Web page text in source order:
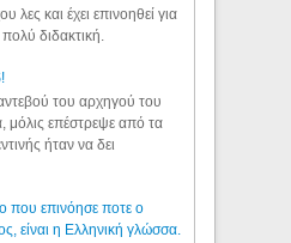
λες και έχει επινοηθεί για
πολύ διδακτική.
του αρχηγού του
μόλις επέστρεψε από τα
ήταν να δει
που επινόησε ποτε ο
είναι η Ελληνική γλώσσα.